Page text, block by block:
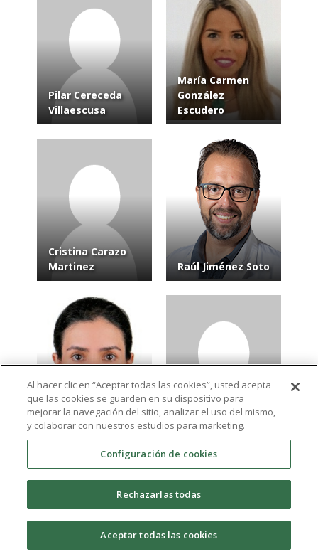
Pilar Cereceda
Villaescusa
María Carmen
González
Escudero
Cristina Carazo
Martinez
Raúl Jiménez Soto
Fatemeh Soleymani
Fsoleimani@alu.ucam.edu
Raúl Ferrando
Cascales
expand_more
Al hacer clic en “Aceptar todas las cookies”, usted acepta
que las cookies se guarden en su dispositivo para
mejorar la navegación del sitio, analizar el uso del mismo,
y colaborar con nuestros estudios para marketing.
Configuración de cookies
Rechazarlas todas
Aceptar todas las cookies